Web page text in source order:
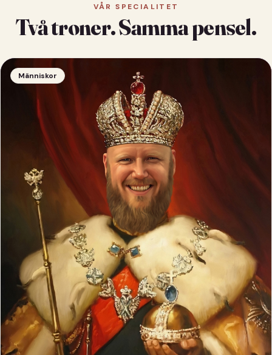
VÅR SPECIALITET
Två troner. Samma pensel.
Människor